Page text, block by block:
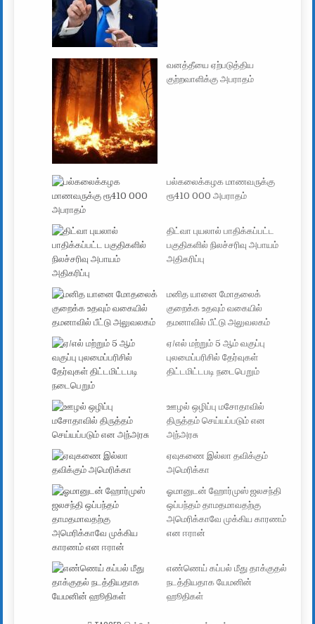
வனத்தீயை ஏற்படுத்திய
குற்றவாளிக்கு அபராதம்
பல்கலைக்கழக மாணவருக்கு
ரூ410 000 அபராதம்
திட்வா புயலால் பாதிக்கப்பட்ட
பகுதிகளில் நிலச்சரிவு அபாயம்
அதிகரிப்பு
மனித யானை மோதலைக்
குறைக்க உதவும் வகையில்
தமனாவில் பீட்டு அலுவலகம்
ஏ/எல் மற்றும் 5 ஆம் வகுப்பு
புலமைப்பரிசில் தேர்வுகள்
திட்டமிட்டபடி நடைபெறும்
ஊழல் ஒழிப்பு மசோதாவில்
திருத்தம் செய்யப்படும் என
அந்அரசு
ஏவுகணை இல்லா தவிக்கும்
அமெரிக்கா
ஓமானுடன் ஹோர்முஸ் ஜலசந்தி
ஒப்பந்தம் தாமதமாவதற்கு
அமெரிக்காவே முக்கிய காரணம்
என ஈரான்
எண்ணெய் கப்பல் மீது தாக்குதல்
நடத்தியதாக யேமனின்
ஹூதிகள்